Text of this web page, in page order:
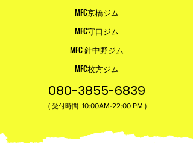
MFC京橋ジム
MFC守口ジム
MFC 針中野ジム
MFC枚方ジム
080-3855-6839
( 受付時間 10:00AM-22:00​ PM )